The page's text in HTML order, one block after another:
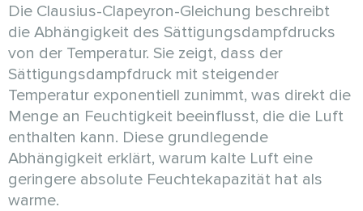
Die Clausius-Clapeyron-Gleichung beschreibt
die Abhängigkeit des Sättigungsdampfdrucks
von der Temperatur. Sie zeigt, dass der
Sättigungsdampfdruck mit steigender
Temperatur exponentiell zunimmt, was direkt die
Menge an Feuchtigkeit beeinflusst, die die Luft
enthalten kann. Diese grundlegende
Abhängigkeit erklärt, warum kalte Luft eine
geringere absolute Feuchtekapazität hat als
warme.